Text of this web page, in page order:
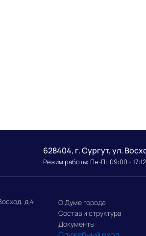
628404, г. Сургут, ул.
Режим работы: Пн-Пт 09:00 -
д.4
О Думе города
Состав и структура
Документы